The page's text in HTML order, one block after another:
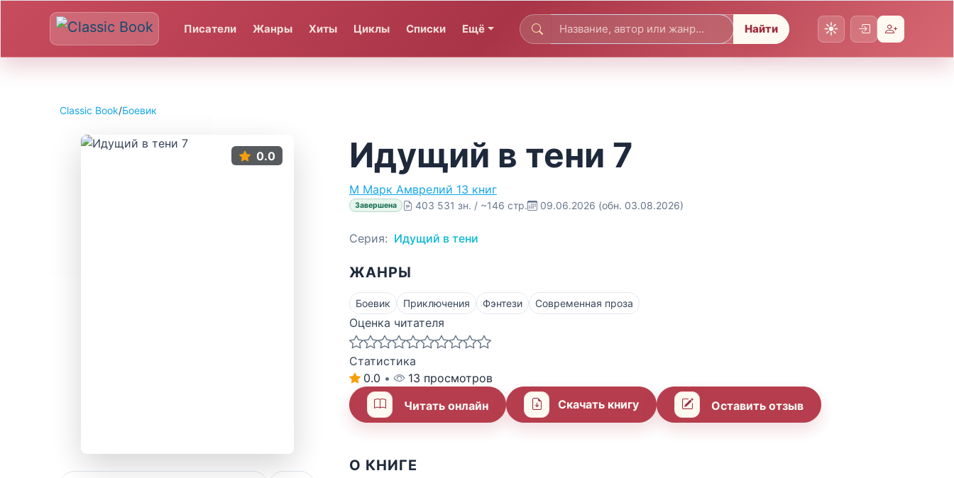
Писатели Жанры Хиты Циклы Списки Ещё Найти
Classic Book/Боевик
0.0 Идущий в тени 7
М Марк Амврелий 13 книг
Завершена 403 531 зн. / ~146 стр. 09.06.2026 (обн. 03.08.2026)
Серия: Идущий в тени
ЖАНРЫ
Боевик Приключения Фэнтези Современная проза
Оценка читателя
Статистика
0.0 •
13 просмотров
Читать онлайн
Скачать книгу Оставить отзыв
О КНИГЕ